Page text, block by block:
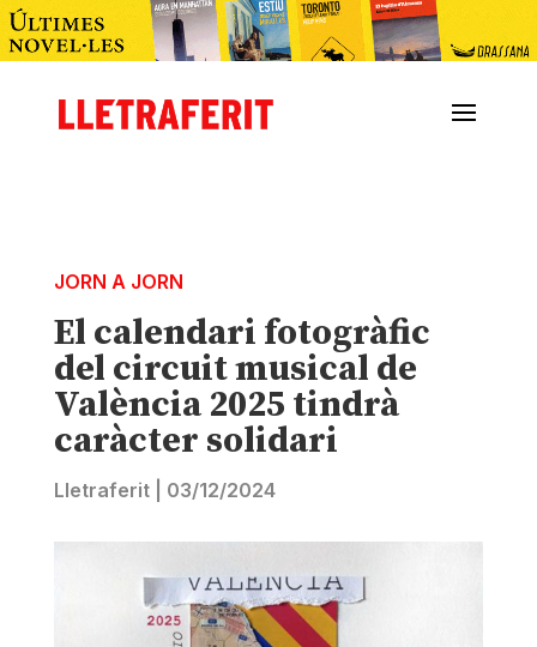
JORN A JORN
El calendari fotogràfic
del circuit musical de
València 2025 tindrà
caràcter solidari
Lletraferit| 03/12/2024